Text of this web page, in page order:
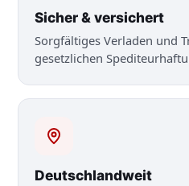
Sicher & versichert
Sorgfältiges Verladen und
gesetzlichen
Deutschlandweit